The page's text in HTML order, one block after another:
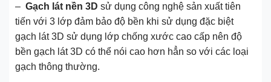
– Gạch lát nền 3D sử dụng công nghệ sản xuất tiên
tiến với 3 lớp đảm bảo độ bền khi sử dụng đặc biệt
gạch lát 3D sử dụng lớp chống xước cao cấp nên độ
bền gạch lát 3D có thể nói cao hơn hẳn so với các loại
gạch thông thường.